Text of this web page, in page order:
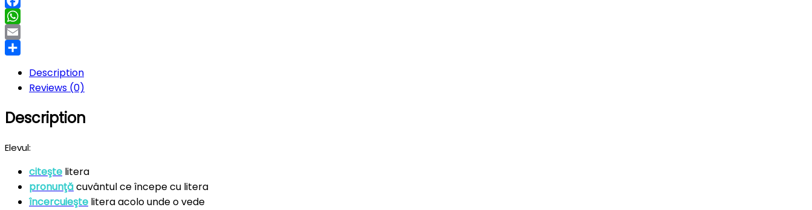
Facebook
WhatsApp
Email
Description
Reviews (0)
Description
Elevul:
citeşte litera
pronunţăcuvântul ce începe cu litera
încercuieşte litera acolo unde o vede